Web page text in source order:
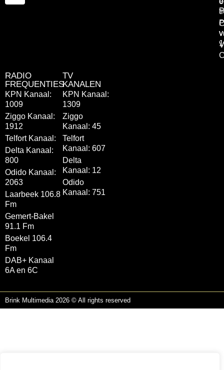
RADIO
FREQUENTIES
KPN Kanaal:
1009
Ziggo Kanaal:
1912
Telfort Kanaal:
Delta Kanaal:
800
Odido Kanaal:
2063
Laarbeek 106.8
Fm
Gemert-Bakel
91.1 Fm
Boekel 106.4
Fm
DAB+ Kanaal
6A en 6C
TV
KANALEN
KPN Kanaal:
1309
Ziggo
Kanaal: 45
Telfort
Kanaal: 607
Delta
Kanaal: 12
Odido
Kanaal: 751
Brink Multimedia 2026 © All rights reserved